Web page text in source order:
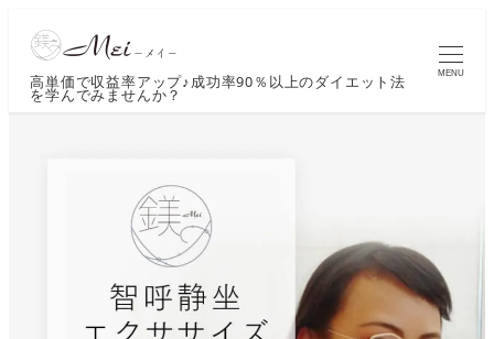
高単価で収益率アップ♪成功率90％以上のダイエット法
を学んでみませんか？
MENU